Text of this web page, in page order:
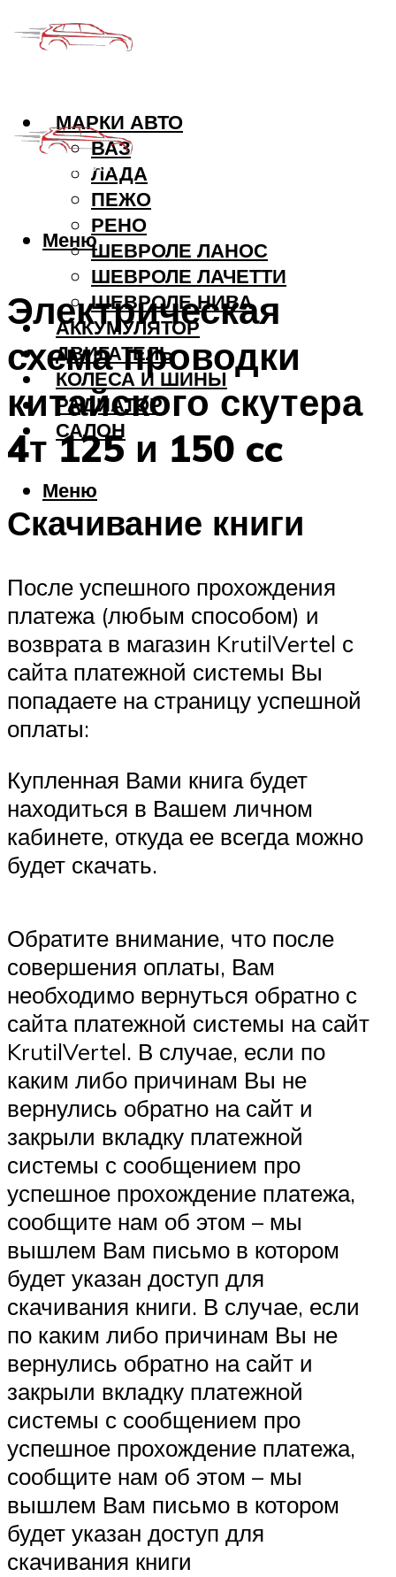
МАРКИ АВТО
ВАЗ
ЛАДА
ПЕЖО
РЕНО
ШЕВРОЛЕ ЛАНОС
ШЕВРОЛЕ ЛАЧЕТТИ
ШЕВРОЛЕ НИВА
АККУМУЛЯТОР
ДВИГАТЕЛЬ
КОЛЕСА И ШИНЫ
РАДИАТОР
САЛОН
Меню
Меню
Электрическая
схема проводки
китайского скутера
4т 125 и 150 cc
Скачивание книги
После успешного прохождения
платежа (любым способом) и
возврата в магазин KrutilVertel с
сайта платежной системы Вы
попадаете на страницу успешной
оплаты:
Купленная Вами книга будет
находиться в Вашем личном
кабинете, откуда ее всегда можно
будет скачать.
Обратите внимание, что после
совершения оплаты, Вам
необходимо вернуться обратно с
сайта платежной системы на сайт
KrutilVertel. В случае, если по
каким либо причинам Вы не
вернулись обратно на сайт и
закрыли вкладку платежной
системы с сообщением про
успешное прохождение платежа,
сообщите нам об этом – мы
вышлем Вам письмо в котором
будет указан доступ для
скачивания книги. В случае, если
по каким либо причинам Вы не
вернулись обратно на сайт и
закрыли вкладку платежной
системы с сообщением про
успешное прохождение платежа,
сообщите нам об этом – мы
вышлем Вам письмо в котором
будет указан доступ для
скачивания книги